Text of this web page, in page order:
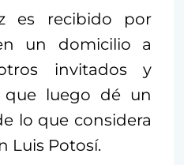
es recibido por
un domicilio a
invitados y
que luego dé un
lo que considera
Luis Potosí.